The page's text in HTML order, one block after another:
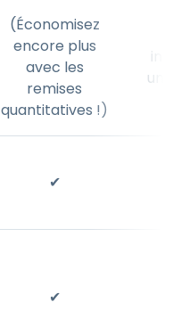
(Économisez
encore plus
avec les
remises
quantitatives !)
✔
✔